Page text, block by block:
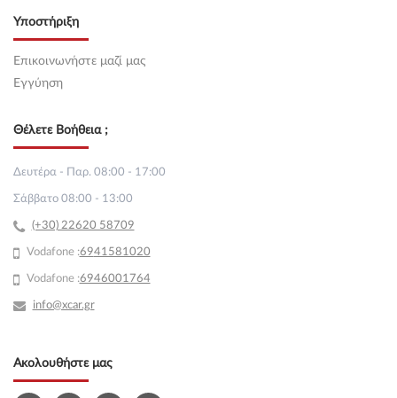
Υποστήριξη
Επικοινωνήστε μαζί μας
Εγγύηση
Θέλετε Βοήθεια ;
Δευτέρα - Παρ. 08:00 - 17:00
Σάββατο 08:00 - 13:00
(+30) 22620 58709
Vodafone :6941581020
Vodafone :6946001764
info@xcar.gr
Ακολουθήστε μας